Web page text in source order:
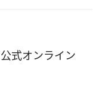
式オンライン